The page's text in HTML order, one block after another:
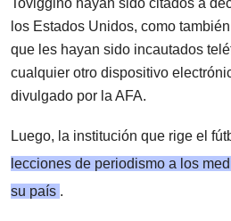
los Estados Unidos, como
que les hayan sido incautados
cualquier otro dispositivo
divulgado por la AFA.
Luego, la institución que rige el
lecciones de periodismo a los
su país .